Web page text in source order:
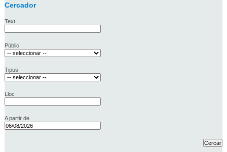
Cercador
Text
Públic
Tipus
Lloc
A partir de